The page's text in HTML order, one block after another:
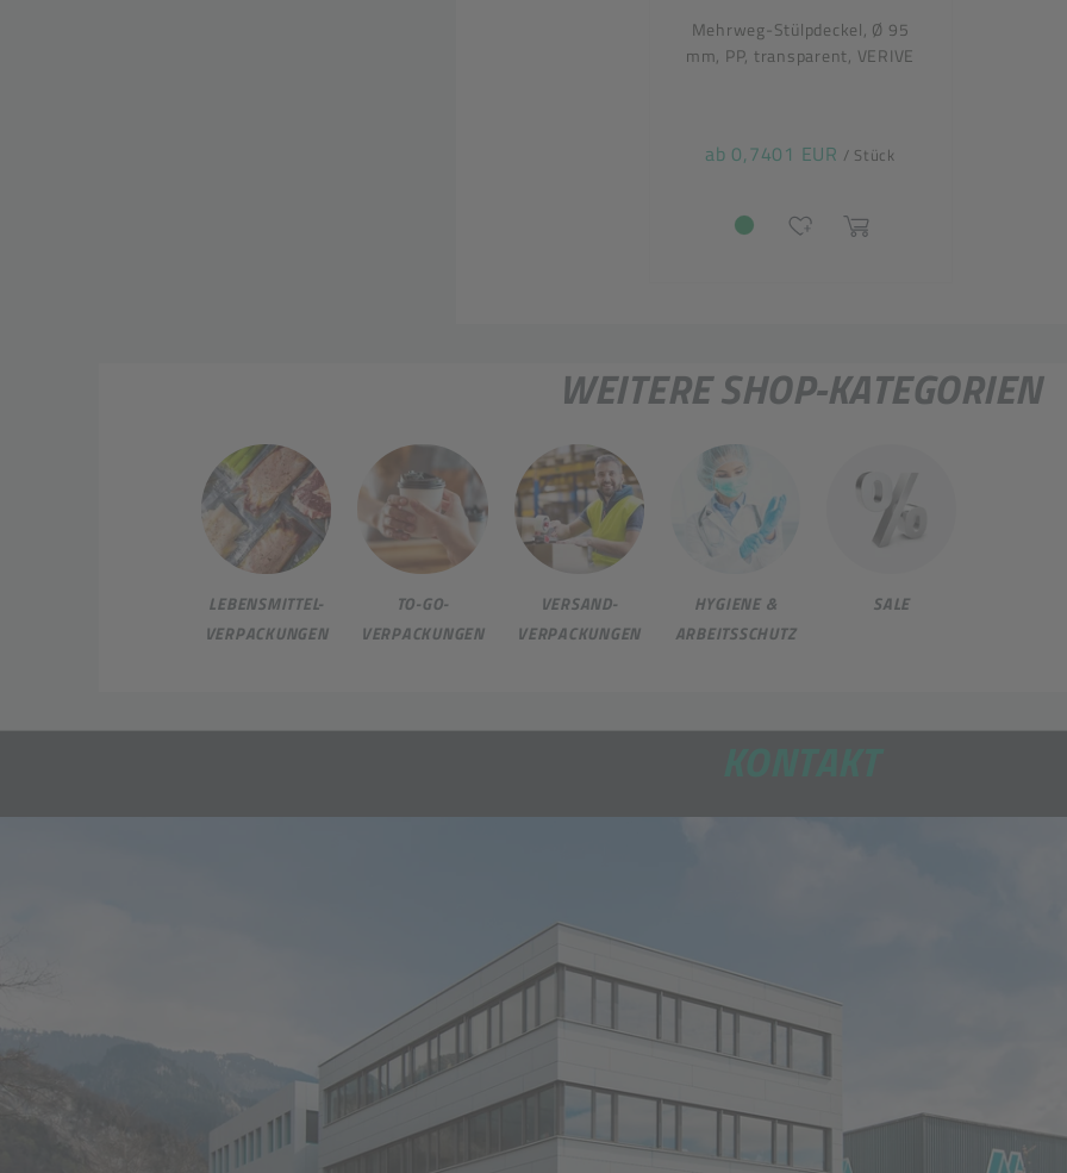
Mehrweg-Stülpdeckel, Ø 95
mm, PP, transparent, VERIVE
ab 0,7401 EUR / Stück
WEITERE SHOP-KATEGORIEN
LEBENSMITTEL-
VERPACKUNGEN
TO-GO-
VERPACKUNGEN
VERSAND-
VERPACKUNGEN
HYGIENE &
ARBEITSSCHUTZ
SALE